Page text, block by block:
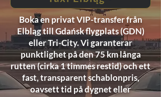
Boka en privat VIP-transfer från
Elbląg till Gdańsk flygplats (GDN)
eller Tri-City. Vi garanterar
punktlighet på den 75 km långa
rutten (cirka 1 timmes restid) och ett
fast, transparent schablonpris,
oavsett tid på dygnet eller